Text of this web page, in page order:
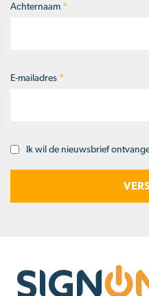
Achternaam *
E-mailadres *
Opt-Ik wil de nieuwsbrief